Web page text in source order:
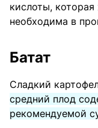
кислоты,
необходима в
Батат
Сладкий
средний плод
рекомендуемой